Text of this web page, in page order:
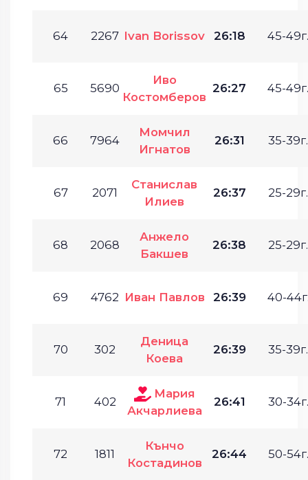
64 2267 Ivan Borissov 26:18 45-49г.
65 5690
Иво
Костомберов
26:27 45-49г.
66 7964
Момчил
Игнатов
26:31 35-39г.
67 2071
Станислав
Илиев
26:37 25-29г.
68 2068
Анжело
Бакшев
26:38 25-29г.
69 4762 Иван Павлов 26:39 40-
70 302
Деница
Коева
26:39 35-39г.
71 402
Мария
Акчарлиева
26:41 30-34г.
72 1811
Кънчо
Костадинов
26:44 50-54г.